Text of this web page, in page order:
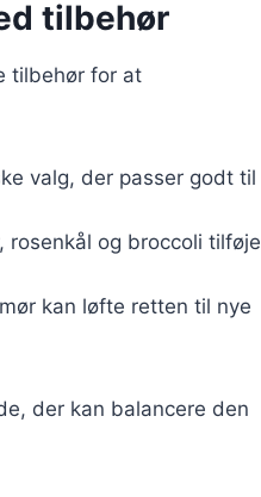
tilbehør
tilbehør for at
valg, der passer godt til
og broccoli
kan løfte retten til nye
der kan balancere den